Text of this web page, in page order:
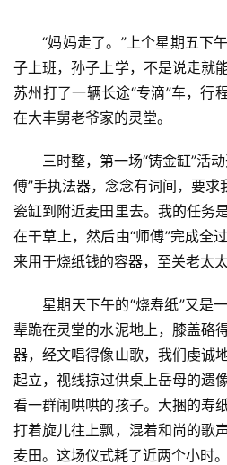
“妈妈走了。”上个星期五下
子上班，孙子上学，不是说走就
苏州打了一辆长途“专滴”车，行
在大丰舅老爷家的灵堂。
三时整，第一场“铸金缸”活
傅”手执法器，念念有词间，要求
瓷缸到附近麦田里去。我的任务
在干草上，然后由“师傅”完成全
来用于烧纸钱的容器，至关老太太
星期天下午的“烧寿纸”又是
辈跪在灵堂的水泥地上，膝盖硌
器，经文唱得像山歌，我们虔诚
起立，视线掠过供桌上岳母的
看一群闹哄哄的孩子。大捆的寿
打着旋儿往上飘，混着和尚的歌
麦田。这场仪式耗了近两个小时。